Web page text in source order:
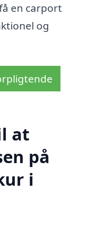
en carport
og
at
på
i